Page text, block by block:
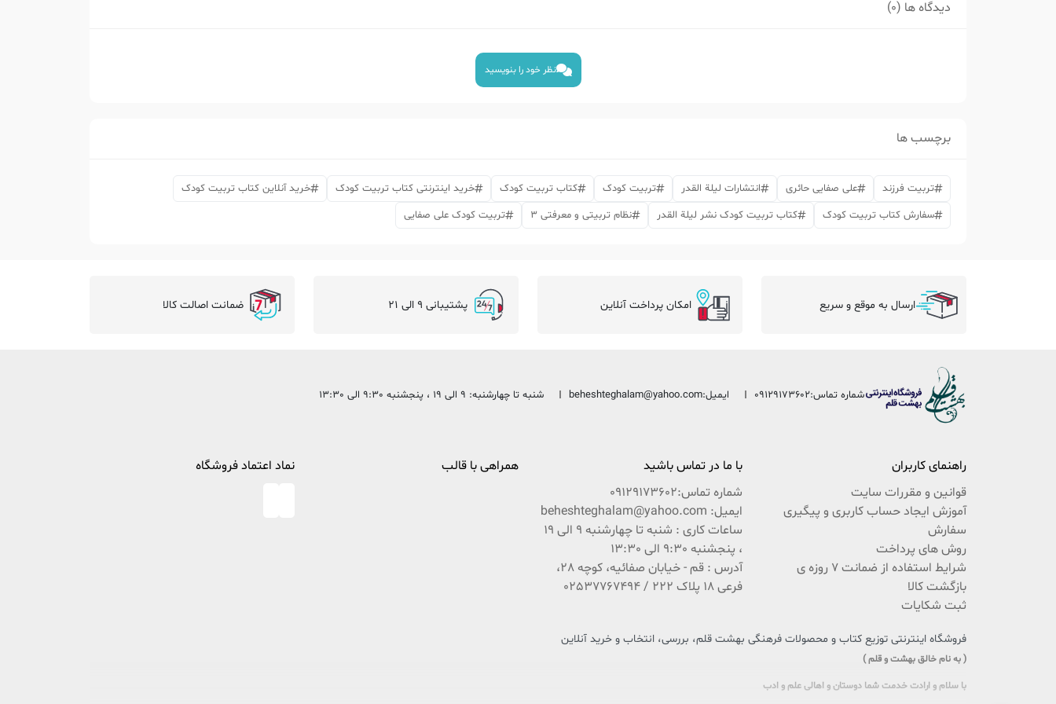
دیدگاه ها (0)
نظر خود را بنویسید
برچسب ها
تربیت فرزند علی صفایی حائری انتشارات لیلة القدر تربیت کودک کتاب تربیت کودک خرید اینترنتی کتاب تربیت کودک
خرید آنلاین کتاب تربیت کودک
سفارش کتاب تربیت کودک
کتاب تربیت کودک نشر لیلة القدر نظام تربیتی و معرفتی 3 تربیت کودک علی صفایی
ارسال به موقع و سریع امکان پرداخت آنلاین پشتیبانی 9 الی 21 ضمانت اصالت کالا
شماره تماس:09129173602 ایمیل:beheshteghalam@yahoo.com شنبه تا چهارشنبه: 9 الی 19 ، پنجشنبه 9:30 الی 13:30
راهنمای کاربران
قوانین و مقررات سایت
آموزش ایجاد حساب کاربری و پیگیری
سفارش
روش های پرداخت
شرایط استفاده از ضمانت 7 روزه ی
بازگشت کالا
ثبت شکایات
با ما در تماس باشید
شماره تماس:09129173602
ایمیل: beheshteghalam@yahoo.com
ساعات کاری : شنبه تا چهارشنبه 9 الی 19
، پنجشنبه 9:30 الی 13:30
آدرس : قم - خیابان صفائیه، کوچه 28،
فرعی 18 پلاک 222 / 02537767494
همراهی با قالب نماد اعتماد فروشگاه
فروشگاه اینترنتی توزیع کتاب و محصولات فرهنگی بهشت قلم، بررسی، انتخاب و خرید آنلاین
( به نام خالق بهشت و قلم )
با سلام و ارادت خدمت شما دوستان و اهالی علم و ادب